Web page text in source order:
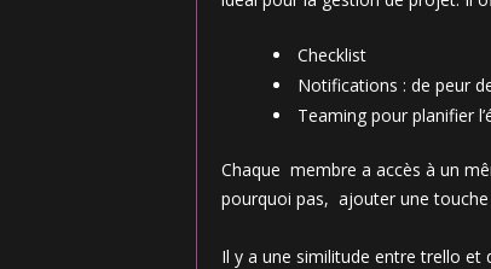
Checklist
Notifications : de peur
Teaming pour planifier
Chaque membre a accès à un
pourquoi pas, ajouter une touche
Il y a une similitude entre trello et